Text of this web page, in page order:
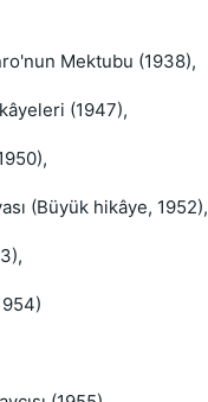
Mektubu (1938),
(1947),
(Büyük hikâye, 1952),